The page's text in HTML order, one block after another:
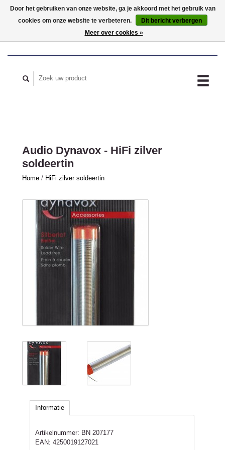
MIJN ACCOUNT
Audio Dynavox - HiFi zilver
soldeertin
Home / HiFi zilver soldeertin
Informatie
Artikelnummer: BN 207177
EAN: 4250019127021
Door het gebruiken van onze website, ga je akkoord met het gebruik van
cookies om onze website te verbeteren.
Dit bericht verbergen
Meer over cookies »